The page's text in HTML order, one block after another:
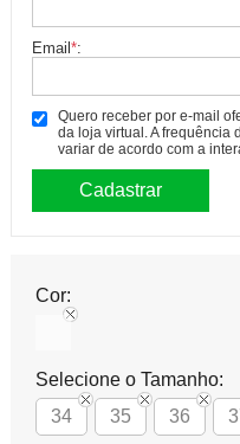
Email*:
Quero receber por e-mail
da loja virtual. A frequência
variar de acordo com a
Cor:
Selecione o Tamanho:
34
35 36